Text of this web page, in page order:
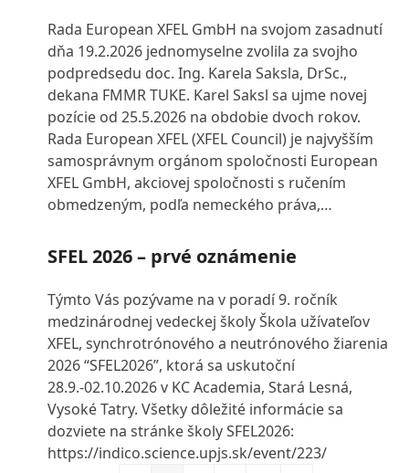
Rada European XFEL GmbH na svojom zasadnutí
dňa 19.2.2026 jednomyselne zvolila za svojho
podpredsedu doc. Ing. Karela Saksla, DrSc.,
dekana FMMR TUKE. Karel Saksl sa ujme novej
pozície od 25.5.2026 na obdobie dvoch rokov.
Rada European XFEL (XFEL Council) je najvyšším
samosprávnym orgánom spoločnosti European
XFEL GmbH, akciovej spoločnosti s ručením
obmedzeným, podľa nemeckého práva,…
SFEL 2026 – prvé oznámenie
Týmto Vás pozývame na v poradí 9. ročník
medzinárodnej vedeckej školy Škola užívateľov
XFEL, synchrotrónového a neutrónového žiarenia
2026 “SFEL2026”, ktorá sa uskutoční
28.9.-02.10.2026 v KC Academia, Stará Lesná,
Vysoké Tatry. Všetky dôležité informácie sa
dozviete na stránke školy SFEL2026:
https://indico.science.upjs.sk/event/223/